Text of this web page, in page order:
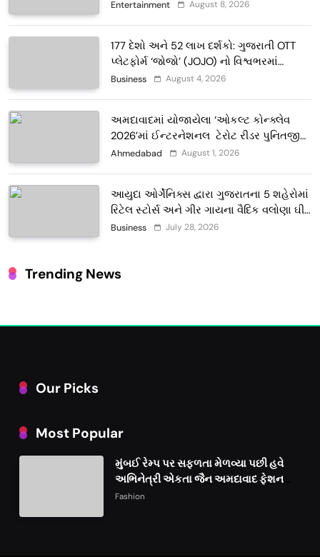
Entertainment August 8, 2026
177 દેશો અને 52 લાખ દર્શકો: ગુજરાતી OTT
પ્લેટફોર્મ ‘જોજો’ (JOJO) નો વિશ્વભરમાં
દબદબો
Business August 4, 2026
અમદાવાદમાં યોજાયેલા ‘ઓકલ્ટ કોન્ક્લેવ
2026’માં ઈન્ટરનેશનલ ટેરોટ રીડર પુનિતજી
લુલ્લા એ ટેરોટ કાર્ડ રીડિંગ અંગે માહિતી આપી
Ahmedabad August 1, 2026
આયુદા ઓર્ગેનિક્સ દ્વારા ગુજરાતના 5 શહેરોમાં
રિટેલ સ્ટોર્સ અને ગીર ગાયના વૈદિક વલોણા ઘી-
દૂધની શુદ્ધ સેવાઓ સાથે વ્યાપક વિસ્તરણ
Business July 28, 2026
Trending News
Our Picks
Most Popular
મુંબઈ રેમ્પ પર સફળતા મેળવ્યા પછી હવે
અભિનેત્રી એકતા જૈન અમદાવાદ ફેશન
વીકમાં પોતાની પ્રતિભા પ્રદર્શિત કરશે
Fashion